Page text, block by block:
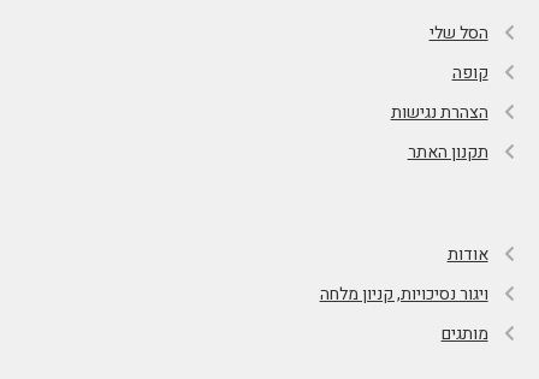
הסל שלי
קופה
הצהרת נגישות
תקנון האתר
אודות
ויגור נסיכויות, קניון מלחה
מותגים